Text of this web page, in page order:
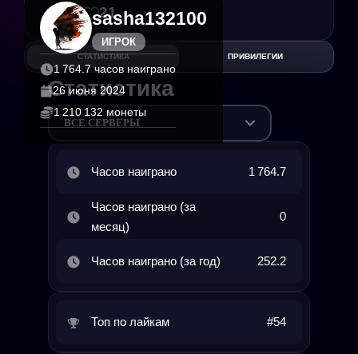
ИГРОК
sasha132100
1 764.7 часов наиграно
26 июня 2024
1 210 132 монеты
67 21
СТАТИСТИКА ПРИВИЛЕГИИ
Статистика
ВСЕ СЕРВЕРЫ
Часов наиграно 1 764.7
Часов наиграно (за
месяц)
0
Часов наиграно (за год) 252.2
Топ по лайкам #54